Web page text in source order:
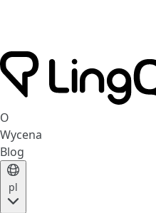
O
Wycena
Blog
pl